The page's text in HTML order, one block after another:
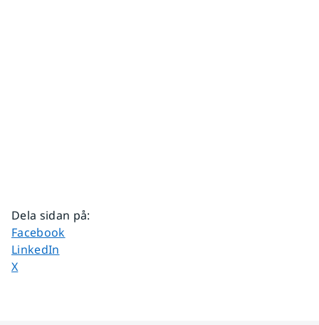
Dela sidan på:
Dela sidan på
Facebook
Dela sidan på
LinkedIn
Dela sidan på
X